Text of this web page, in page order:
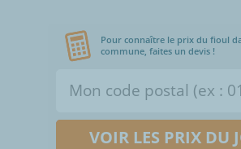
Pour connaître le prix du fioul
commune, faites un devis !
VOIR LES PRIX DU